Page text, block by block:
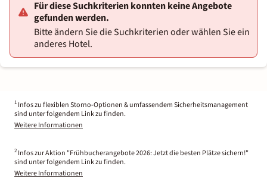
Für diese Suchkriterien konnten keine Angebote
gefunden werden.
Bitte ändern Sie die Suchkriterien oder wählen Sie ein
anderes Hotel.
1 Infos zu flexiblen Storno-Optionen & umfassendem Sicherheitsmanagement
sind unter folgendem Link zu finden.
Weitere Informationen
2 Infos zur Aktion "Frühbucherangebote 2026: Jetzt die besten Plätze sichern!"
sind unter folgendem Link zu finden.
Weitere Informationen